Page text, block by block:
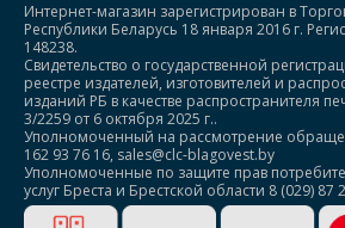
Интернет-магазин зарегистрирован в
Республики Беларусь 18 января 2016 г.
148238.
Свидетельство о государственной
реестре издателей, изготовителей и
изданий РБ в качестве распространителя
3/2259 от 6 октября 2025 г..
Уполномоченный на рассмотрение
162 93 76 16, sales@clc-blagovest.by
Уполномоченные по защите прав
услуг Бреста и Брестской области 8 (029) 87